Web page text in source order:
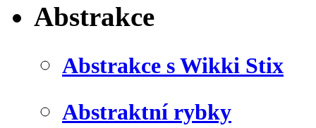
Abstrakce
Abstrakce s Wikki Stix
Abstraktní rybky